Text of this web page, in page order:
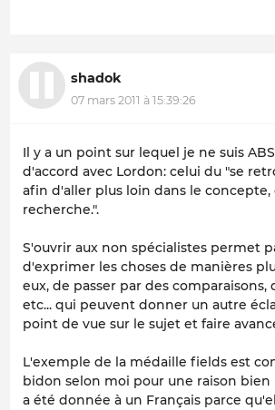
shadok
07 mars 2011 à 15:39:26
Il y a un point sur lequel je ne suis
d'accord avec Lordon: celui du "se
afin d'aller plus loin dans le concepte,
recherche.".
S'ouvrir aux non spécialistes permet
d'exprimer les choses de manières
eux, de passer par des comparaisons,
etc... qui peuvent donner un autre
point de vue sur le sujet et faire
L'exemple de la médaille fields est
bidon selon moi pour une raison bien
a été donnée à un Français parce